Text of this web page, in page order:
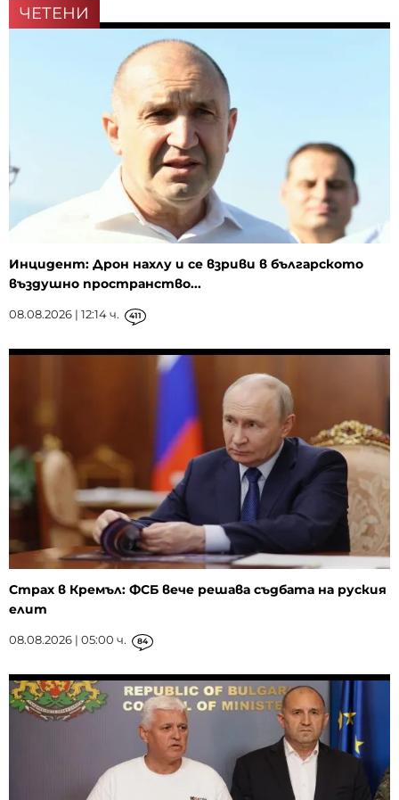
ЧЕТЕНИ
Инцидент: Дрон нахлу и се взриви в българското
въздушно пространство...
08.08.2026 | 12:14 ч. 411
Страх в Кремъл: ФСБ вече решава съдбата на руския
елит
08.08.2026 | 05:00 ч. 84